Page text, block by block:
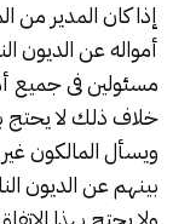
إذا كان المدير من
أمواله عن الديون
مسئولين فى جميع
خلاف ذلك لا يحتج
ويسأل المالكون
بينهم عن الديون